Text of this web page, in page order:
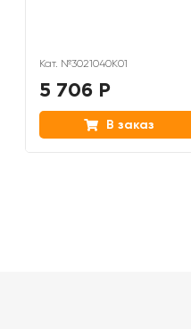
Кат. №3021040K01
5 706 Р
В заказ